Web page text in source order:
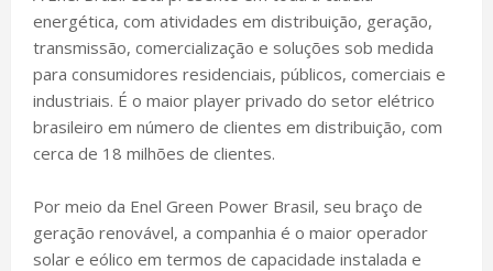
energética, com atividades em distribuição, geração,
transmissão, comercialização e soluções sob medida
para consumidores residenciais, públicos, comerciais e
industriais. É o maior player privado do setor elétrico
brasileiro em número de clientes em distribuição, com
cerca de 18 milhões de clientes.
Por meio da Enel Green Power Brasil, seu braço de
geração renovável, a companhia é o maior operador
solar e eólico em termos de capacidade instalada e